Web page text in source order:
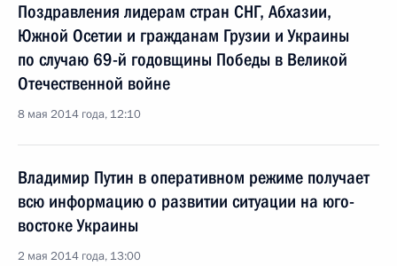
Поздравления лидерам стран СНГ, Абхазии,
Южной Осетии и гражданам Грузии и Украины
по случаю 69-й годовщины Победы в Великой
Отечественной войне
8 мая 2014 года, 12:10
Владимир Путин в оперативном режиме получает
всю информацию о развитии ситуации на юго-
востоке Украины
2 мая 2014 года, 13:00